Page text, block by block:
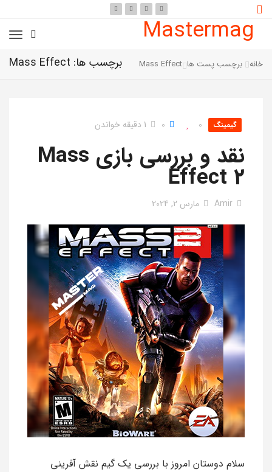
Mastermag
برچسب ها: Mass Effect خانه برچسب پست ها Mass Effect
گیمینگ 0
0 1 دقیقه خواندن
نقد و بررسی بازی Mass
Effect 2
Amir مارس 2, 2024
سلام دوستان امروز با بررسی یک گیم نقش آفرینی